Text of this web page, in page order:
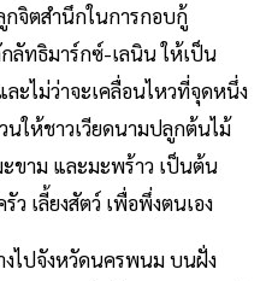
จิตสำนึกในการกอบกู้
ลัทธิมาร์กซ์-เลนิน ให้เป็น
ะไม่ว่าจะเคลื่อนไหวที่จุดหนึ่ง
ให้ชาวเวียดนามปลูกต้นไม้
ขาม และมะพร้าว เป็นต้น
เลี้ยงสัตว์ เพื่อพึ่งตนเอง
งไปจังหวัดนครพนม บนฝั่ง